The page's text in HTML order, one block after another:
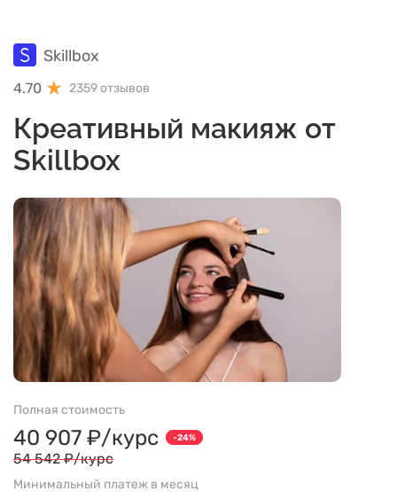
Skillbox
4.70 2359 отзывов
Креативный макияж от
Skillbox
Полная стоимость
54 542 ₽/курс
40 907 ₽/курс -24%
Минимальный платеж в месяц